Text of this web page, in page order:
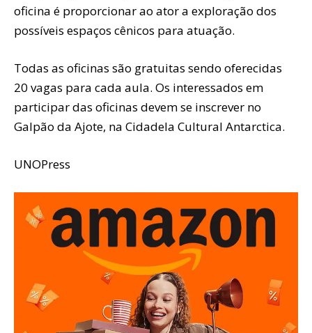
oficina é proporcionar ao ator a exploração dos
possíveis espaços cênicos para atuação.
Todas as oficinas são gratuitas sendo oferecidas
20 vagas para cada aula. Os interessados em
participar das oficinas devem se inscrever no
Galpão da Ajote, na Cidadela Cultural Antarctica.
UNOPress